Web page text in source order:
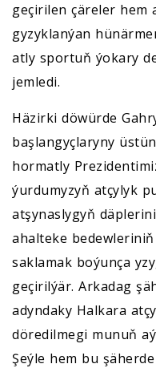
geçirilen çäreler hem
gyzyklanýan
atly sportuň ýokary
jemledi.
Häzirki döwürde
başlangyçlaryny
hormatly
ýurdumyzyň atçylyk
atşynaslygyň
ahalteke
saklamak boýunça
geçirilýär. Arkadag
adyndaky Halkara
döredilmegi munuň
Şeýle hem bu